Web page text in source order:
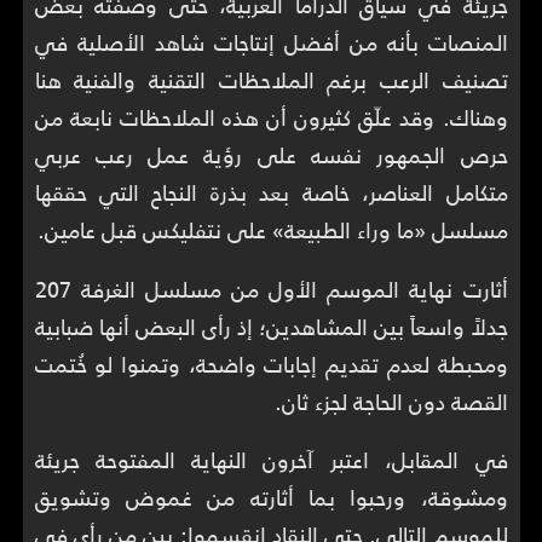
المنصات بأنه من أفضل إنتاجات شاهد الأصلية في
تصنيف الرعب برغم الملاحظات التقنية والفنية هنا
وهناك. وقد علّق كثيرون أن هذه الملاحظات نابعة من
حرص الجمهور نفسه على رؤية عمل رعب عربي
متكامل العناصر، خاصة بعد بذرة النجاح التي حققها
مسلسل «ما وراء الطبيعة» على نتفليكس قبل عامين.
أثارت نهاية الموسم الأول من مسلسل الغرفة 207
جدلاً واسعاً بين المشاهدين؛ إذ رأى البعض أنها ضبابية
ومحبطة لعدم تقديم إجابات واضحة، وتمنوا لو خُتمت
القصة دون الحاجة لجزء ثان.
في المقابل، اعتبر آخرون النهاية المفتوحة جريئة
ومشوقة، ورحبوا بما أثارته من غموض وتشويق